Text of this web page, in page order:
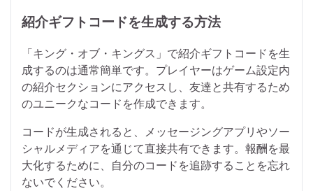
紹介ギフトコードを生成する方法
「キング・オブ・キングス」で紹介ギフトコードを生
成するのは通常簡単です。プレイヤーはゲーム設定内
の紹介セクションにアクセスし、友達と共有するため
のユニークなコードを作成できます。
コードが生成されると、メッセージングアプリやソー
シャルメディアを通じて直接共有できます。報酬を最
大化するために、自分のコードを追跡することを忘れ
ないでください。